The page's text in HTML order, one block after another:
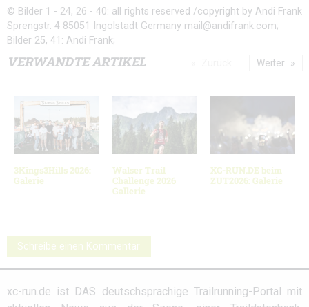
© Bilder 1 - 24, 26 - 40: all rights reserved /copyright by Andi Frank
Sprengstr. 4 85051 Ingolstadt Germany mail@andifrank.com;
Bilder 25, 41: Andi Frank;
VERWANDTE ARTIKEL
3Kings3Hills 2026:
Galerie
Walser Trail
Challenge 2026
Gallerie
XC-RUN.DE beim
ZUT2026: Galerie
Weiter
Schreibe einen Kommentar
xc-run.de ist DAS deutschsprachige Trailrunning-Portal mit